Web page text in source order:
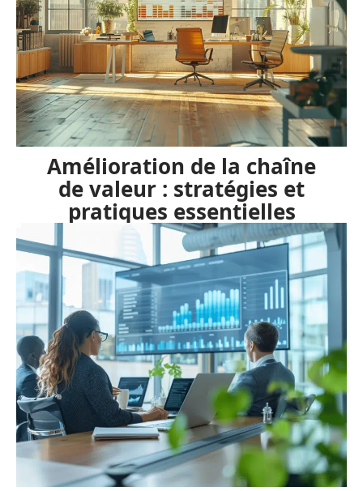
Amélioration de la chaîne
de valeur : stratégies et
pratiques essentielles